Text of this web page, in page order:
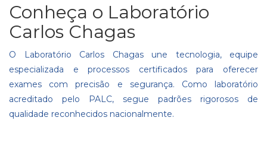
Conheça o Laboratório
Carlos Chagas
O Laboratório Carlos Chagas une tecnologia, equipe
especializada e processos certificados para oferecer
exames com precisão e segurança. Como laboratório
acreditado pelo PALC, segue padrões rigorosos de
qualidade reconhecidos nacionalmente.